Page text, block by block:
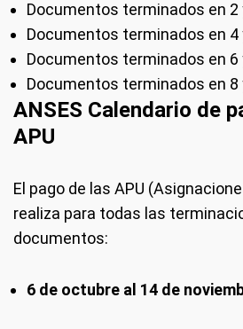
Documentos terminados en 2
Documentos terminados en 4
Documentos terminados en 6
Documentos terminados en 8
ANSES Calendario de
APU
El pago de las APU
realiza para todas las
documentos:
6 de octubre al 14 de